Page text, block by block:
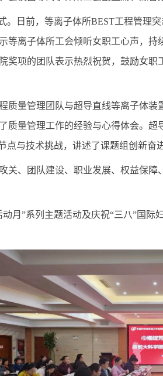
。 日前， 等离子体所BEST工程管理
等离子体所工会倾听女职工心声，持
奖项的团队表示热烈祝贺，鼓励女职
质量管理团队与超导直线等离子体装
质量管理工作的经验与心得体会。超
点与技术挑战，讲述了课题组创新奋
关、团队建设、职业发展、权益保
月”系列主题活动及庆祝“三八”国际